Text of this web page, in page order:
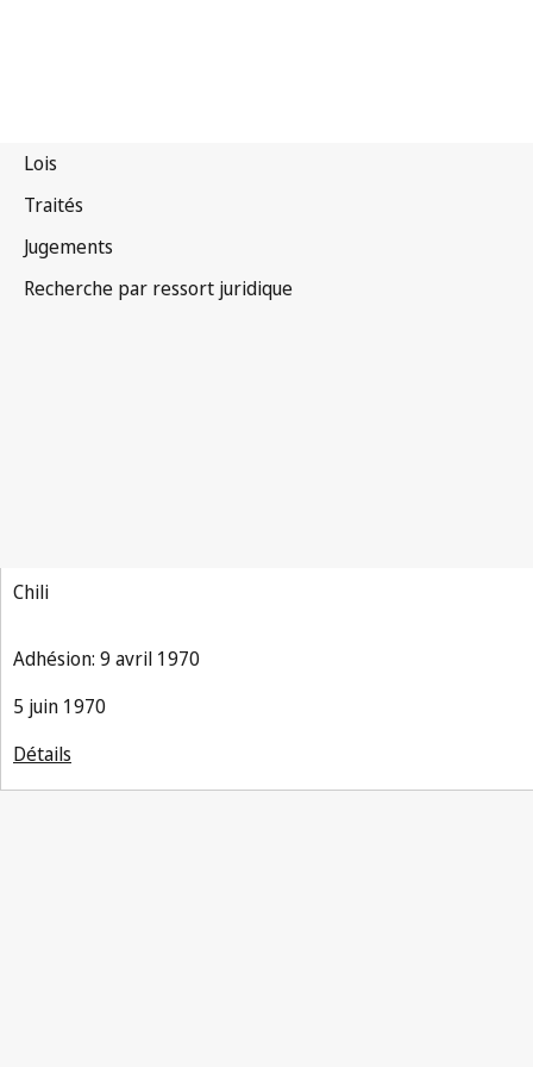
Chili
Adhésion: 9 avril 1970
5 juin 1970
Détails